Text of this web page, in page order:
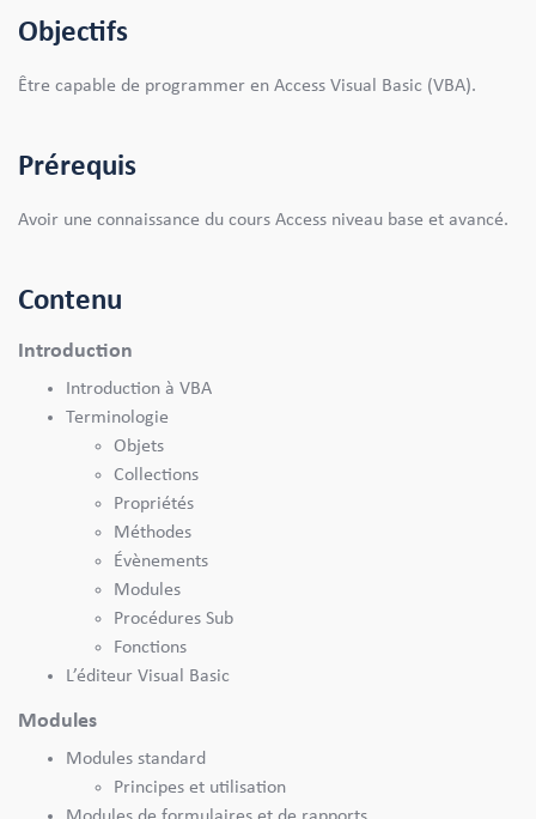
Objectifs
Être capable de programmer en Access Visual Basic (VBA).
Prérequis
Avoir une connaissance du cours Access niveau base et avancé.
Contenu
Introduction
Introduction à VBA
Terminologie
Objets
Collections
Propriétés
Méthodes
Évènements
Modules
Procédures Sub
Fonctions
L’éditeur Visual Basic
Modules
Modules standard
Principes et utilisation